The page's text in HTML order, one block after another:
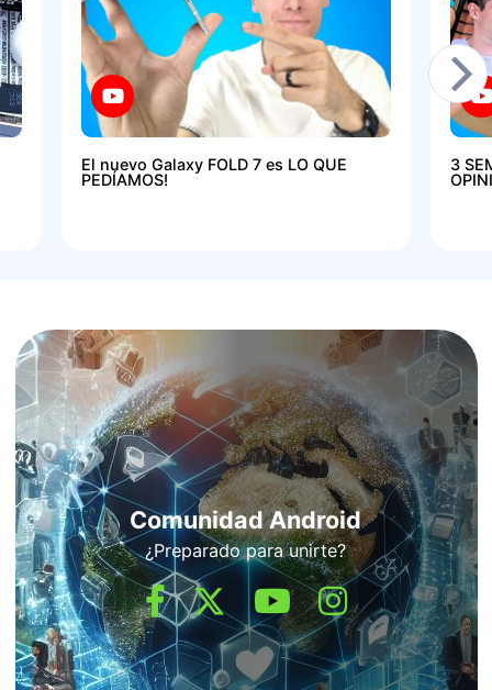
El nuevo Galaxy FOLD 7 es LO QUE
PEDÍAMOS!
3
Comunidad Android
¿Preparado para unirte?